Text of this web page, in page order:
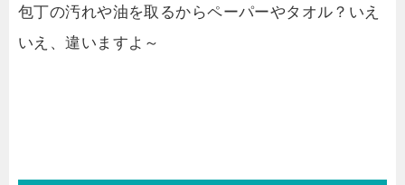
包丁の汚れや油を取るからペーパーやタオル？いえ
いえ、違いますよ～